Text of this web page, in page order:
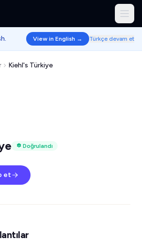
View in English → Türkçe devam et
Kiehl's Türkiye
Doğrulandı
et